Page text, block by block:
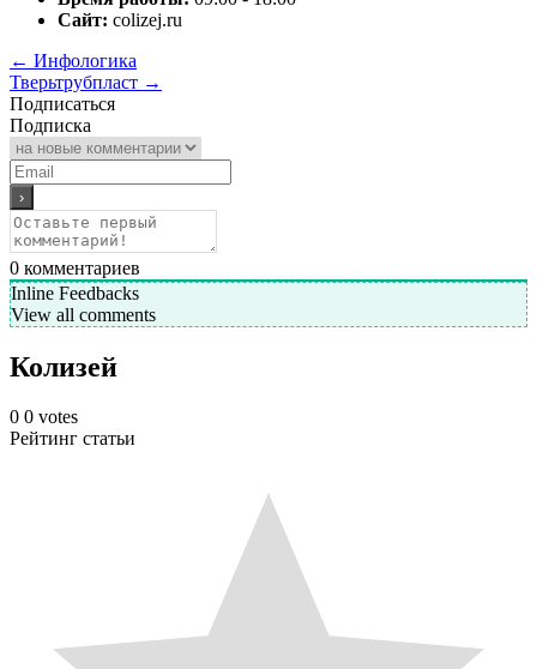
Сайт: colizej.ru
← Инфологика
Тверьтрубпласт →
Подписаться
Подписка
0 комментариев
Inline Feedbacks
View all comments
Колизей
0 0 votes
Рейтинг статьи